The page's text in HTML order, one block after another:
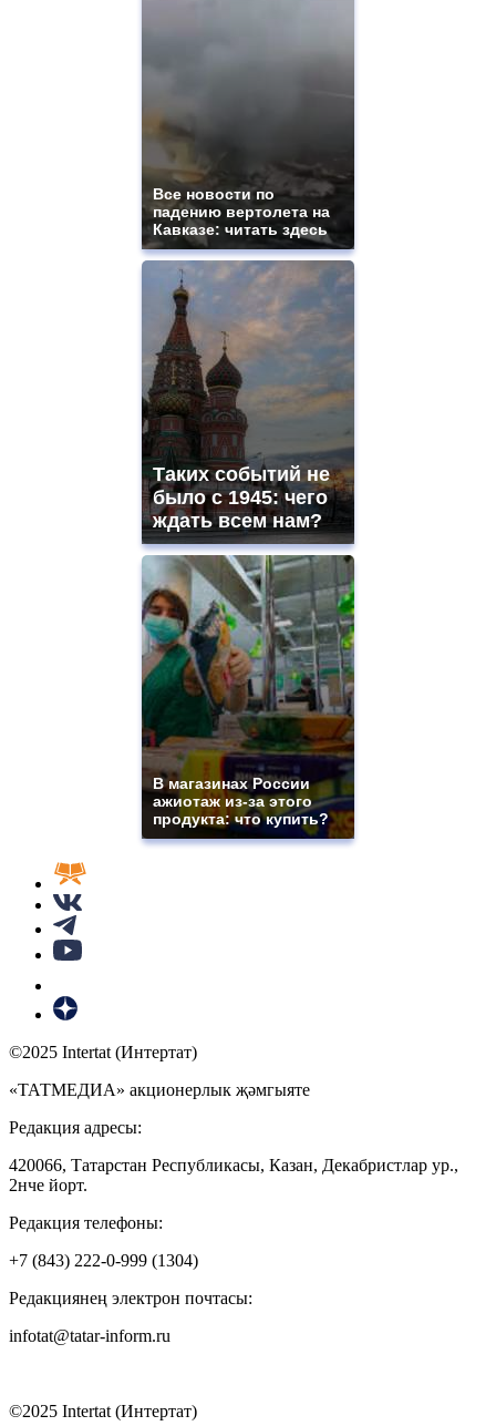
Все новости по
падению вертолета на
Кавказе: читать здесь
Таких событий не
было с 1945: чего
ждать всем нам?
В магазинах России
ажиотаж из-за этого
продукта: что купить?
©2025 Intertat (Интертат)
«ТАТМЕДИА» акционерлык җәмгыяте
Редакция адресы:
420066, Татарстан Республикасы, Казан, Декабристлар ур.,
2нче йорт.
Редакция телефоны:
+7 (843) 222-0-999 (1304)
Редакциянең электрон почтасы:
infotat@tatar-inform.ru
©2025 Intertat (Интертат)